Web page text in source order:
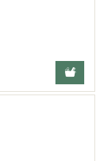
Ajouter